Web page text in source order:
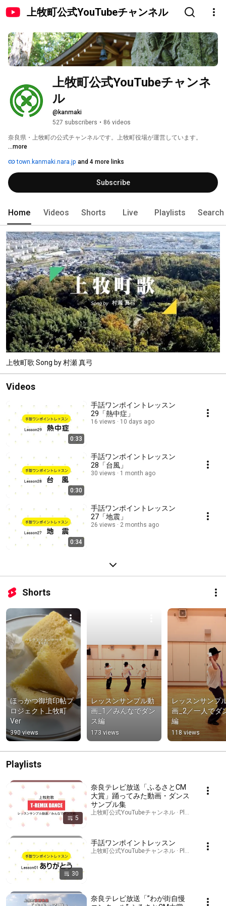
上牧町公式YouTubeチャンネル
上牧町公式YouTubeチャンネ
ル
@kanmaki
527 subscribers • 86 videos
奈良県・上牧町の公式チャンネルです。上牧町役場が運営しています。
...more
town.kanmaki.nara.jp and 4 more links
Subscribe
Home Videos Shorts Live Playlists Search
上牧町歌 Song by 村瀬 真弓
Videos
0:33
手話ワンポイントレッスン
29「熱中症」
16 views 10 days ago
0:30
手話ワンポイントレッスン
28「台風」
30 views 1 month ago
0:34
手話ワンポイントレッスン
27「地震」
26 views 2 months ago
Shorts
ほっかつ御墳印帖プ
ロジェクト上牧町
Ver
390 views
レッスンサンプル動
画_1／みんなでダン
ス編
173 views
レッスンサンプ
画_2／一人でダ
編
118 views
Playlists
5
奈良テレビ放送「ふるさとCM
大賞」踊ってみた動画・ダンス
サンプル集
上牧町公式YouTubeチャンネル · Playlist
30
手話ワンポイントレッスン
上牧町公式YouTubeチャンネル · Playlist
奈良テレビ放送「”わが街自慢